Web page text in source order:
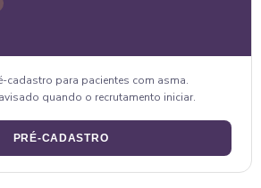
cadastro para pacientes com asma.
quando o recrutamento iniciar.
PRÉ-CADASTRO